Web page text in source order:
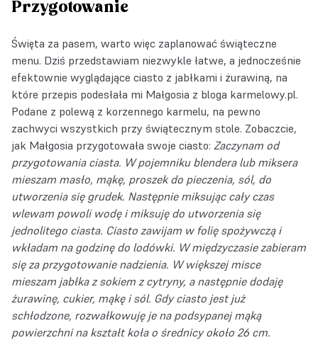
Przygotowanie
Święta za pasem, warto więc zaplanować świąteczne
menu. Dziś przedstawiam niezwykle łatwe, a jednocześnie
efektownie wyglądające ciasto z jabłkami i żurawiną, na
które przepis podesłała mi Małgosia z bloga karmelowy.pl.
Podane z polewą z korzennego karmelu, na pewno
zachwyci wszystkich przy świątecznym stole. Zobaczcie,
jak Małgosia przygotowała swoje ciasto: Zaczynam od
przygotowania ciasta. W pojemniku blendera lub miksera
mieszam masło, mąkę, proszek do pieczenia, sól, do
utworzenia się grudek. Następnie miksując cały czas
wlewam powoli wodę i miksuję do utworzenia się
jednolitego ciasta. Ciasto zawijam w folię spożywczą i
wkładam na godzinę do lodówki. W międzyczasie zabieram
się za przygotowanie nadzienia. W większej misce
mieszam jabłka z sokiem z cytryny, a następnie dodaję
żurawinę, cukier, mąkę i sól. Gdy ciasto jest już
schłodzone, rozwałkowuję je na podsypanej mąką
powierzchni na kształt koła o średnicy około 26 cm.